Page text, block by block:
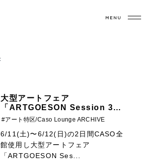
大型アートフェア
「ARTGOESON Session 3…
#アート特区/Caso Lounge ARCHIVE
6/11(土)〜6/12(日)の2日間CASO全
館使用し大型アートフェア
「ARTGOESON Ses...